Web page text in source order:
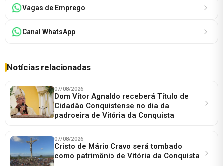
Vagas de Emprego
Canal WhatsApp
Notícias relacionadas
07/08/2026
Dom Vítor Agnaldo receberá Título de
Cidadão Conquistense no dia da
padroeira de Vitória da Conquista
07/08/2026
Cristo de Mário Cravo será tombado
como patrimônio de Vitória da Conquista